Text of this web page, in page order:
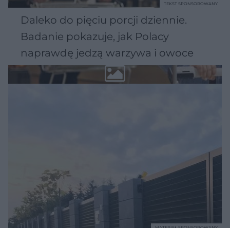
Daleko do pięciu porcji dziennie.
Badanie pokazuje, jak Polacy
naprawdę jedzą warzywa i owoce
TEKST SPONSOROWANY